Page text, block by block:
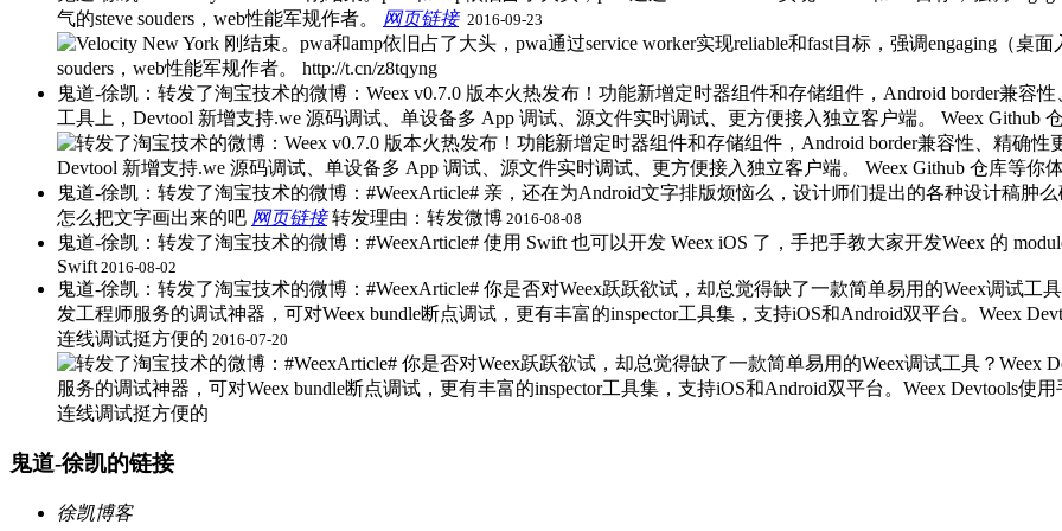
气的steve souders，web性能军规作者。 网页链接​ 2016-09-23
鬼道-徐凯：转发了淘宝技术的微博：Weex v0.7.0 版本火热发布！功能新增定时器组件和存储组件，Android border兼容
工具上，Devtool 新增支持.we 源码调试、单设备多 App 调试、源文件实时调试、更方便接入独立客户端。 Weex Github
鬼道-徐凯：转发了淘宝技术的微博：#WeexArticle# 亲，还在为Android文字排版烦恼么，设计师们提出的各种设计稿肿
怎么把文字画出来的吧 网页链接​转发理由：转发微博 2016-08-08
鬼道-徐凯：转发了淘宝技术的微博：#WeexArticle# 使用 Swift 也可以开发 Weex iOS 了，手把手教大家开发Weex 的
Swift 2016-08-02
鬼道-徐凯：转发了淘宝技术的微博：#WeexArticle# 你是否对Weex跃跃欲试，却总觉得缺了一款简单易用的Weex调试工
发工程师服务的调试神器，可对Weex bundle断点调试，更有丰富的inspector工具集，支持iOS和Android双平台。Weex
连线调试挺方便的 2016-07-20
鬼道-徐凯的链接
徐凯博客